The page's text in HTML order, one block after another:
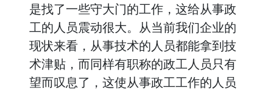
是找了一些守大门的工作，这给从事政
工的人员震动很大。从当前我们企业的
现状来看，从事技术的人员都能拿到技
术津贴，而同样有职称的政工人员只有
望而叹息了，这使从事政工工作的人员